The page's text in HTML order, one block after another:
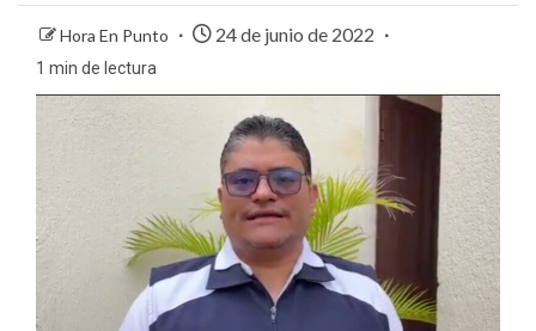
Hora En Punto 24 de junio de 2022
1 min de lectura